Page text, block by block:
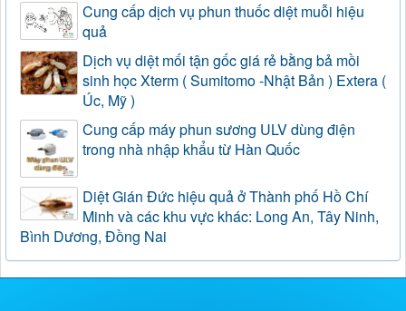
Cung cấp dịch vụ phun thuốc diệt muỗi hiệu
quả
Dịch vụ diệt mối tận gốc giá rẻ bằng bả mồi
sinh học Xterm ( Sumitomo -Nhật Bản ) Extera (
Úc, Mỹ )
Cung cấp máy phun sương ULV dùng điện
trong nhà nhập khẩu từ Hàn Quốc
Diệt Gián Đức hiệu quả ở Thành phố Hồ Chí
Minh và các khu vực khác: Long An, Tây Ninh,
Bình Dương, Đồng Nai